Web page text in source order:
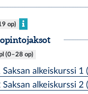
op)
(0–28 op)
alkeiskurssi 1
alkeiskurssi 2